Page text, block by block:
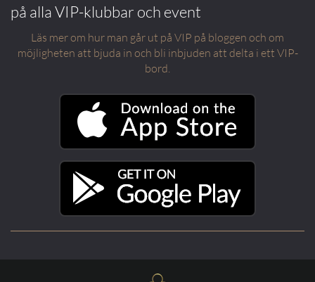
på alla VIP-klubbar och event
Läs mer om hur man går ut på VIP på bloggen och om
möjligheten att bjuda in och bli inbjuden att delta i ett VIP-
bord.